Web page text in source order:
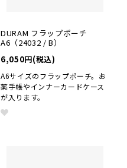
DURAM フラップポーチ
A6（24032 / B）
6,050円(税込)
A6サイズのフラップポーチ。お
薬手帳やインナーカードケース
が入ります。